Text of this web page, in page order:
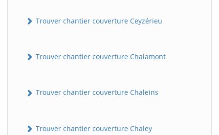
Trouver chantier couverture Ceyzérieu
Trouver chantier couverture Chalamont
Trouver chantier couverture Chaleins
Trouver chantier couverture Chaley